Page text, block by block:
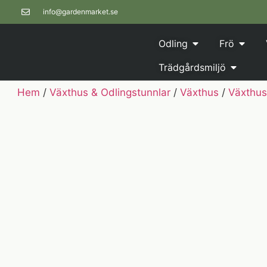
info@gardenmarket.se
Odling Frö
Trädgårdsmiljö
Hem / Växthus & Odlingstunnlar / Växthus /